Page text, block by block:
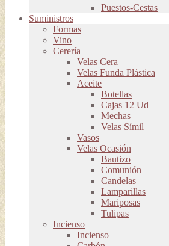
Puestos-Cestas
Suministros
Formas
Vino
Cerería
Velas Cera
Velas Funda Plástica
Aceite
Botellas
Cajas 12 Ud
Mechas
Velas Símil
Vasos
Velas Ocasión
Bautizo
Comunión
Candelas
Lamparillas
Mariposas
Tulipas
Incienso
Incienso